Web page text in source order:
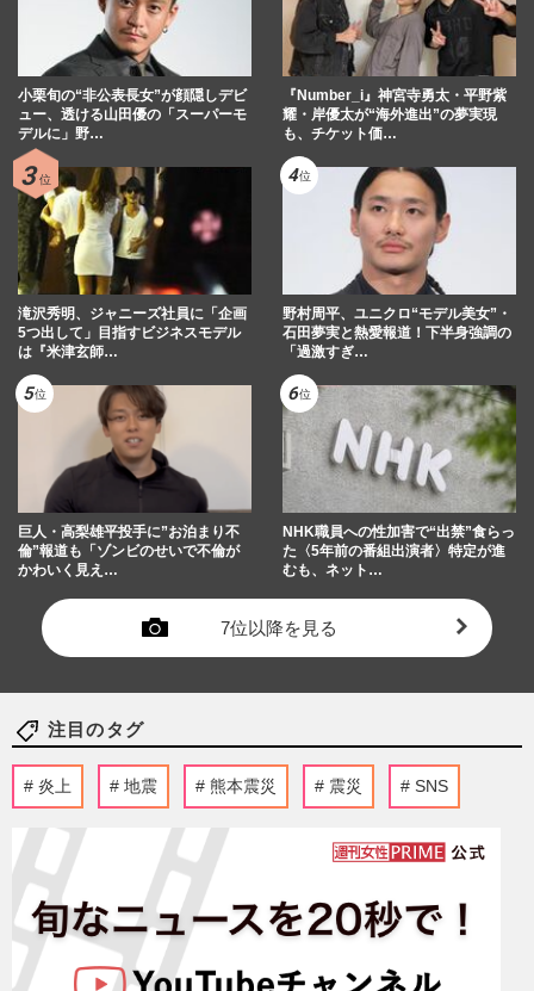
小栗旬の“非公表長女”が顔隠しデビ
ュー、透ける山田優の「スーパーモ
デルに」野…
『Number_i』神宮寺勇太・平野紫
耀・岸優太が“海外進出”の夢実現
も、チケット価…
滝沢秀明、ジャニーズ社員に「企画
5つ出して」目指すビジネスモデル
は『米津玄師…
野村周平、ユニクロ“モデル美女”・
石田夢実と熱愛報道！下半身強調の
「過激すぎ…
巨人・高梨雄平投手に”お泊まり不
倫”報道も「ゾンビのせいで不倫が
かわいく見え…
NHK職員への性加害で“出禁”食らっ
た〈5年前の番組出演者〉特定が進
むも、ネット…
7位以降を見る
注目のタグ
炎上 地震 熊本震災 震災 SNS